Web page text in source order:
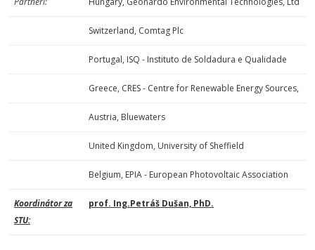
Switzerland, Comtag Plc
Portugal, ISQ - Instituto de Soldadura e Qualidade
Greece, CRES - Centre for Renewable Energy Sources,
Austria, Bluewaters
United Kingdom, University of Sheffield
Belgium, EPIA - European Photovoltaic Association
Koordinátor za
STU:
prof. Ing.Petráš Dušan, PhD.